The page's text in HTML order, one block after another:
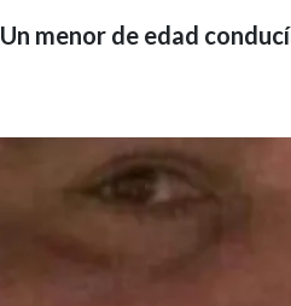
Un menor de edad